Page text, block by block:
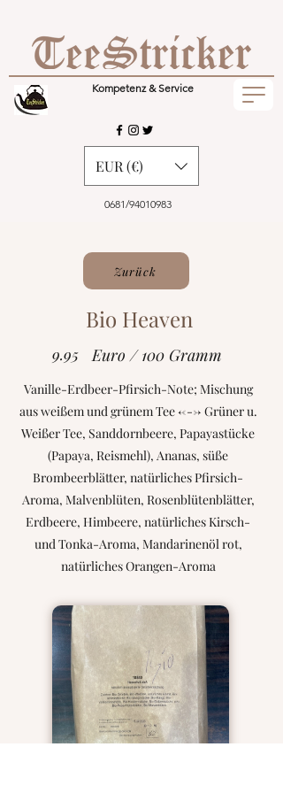
Kompetenz & Service
0681/94010983
EUR (€)
Zurück
Bio Heaven
9.95 Euro / 100 Gramm
Vanille-Erdbeer-Pfirsich-Note; Mischung
aus weißem und grünem Tee <---> Grüner u.
Weißer Tee, Sanddornbeere, Papayastücke
(Papaya, Reismehl), Ananas, süße
Brombeerblätter, natürliches Pfirsich-
Aroma, Malvenblüten, Rosenblütenblätter,
Erdbeere, Himbeere, natürliches Kirsch-
und Tonka-Aroma, Mandarinenöl rot,
natürliches Orangen-Aroma